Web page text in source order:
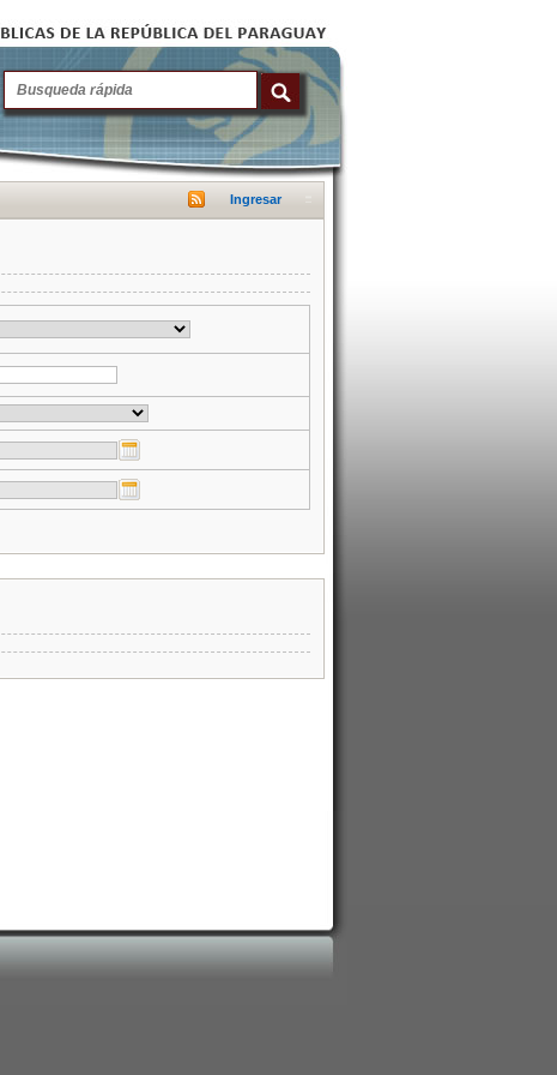
Ingresar